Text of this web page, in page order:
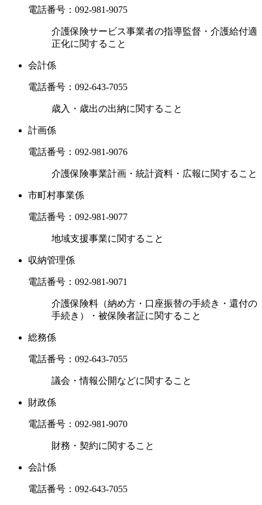
電話番号： 092-981-9075
介護保険サービス事業者の指導監督・介護給付適
正化に関すること
会計係
電話番号： 092-643-7055
歳入・歳出の出納に関すること
計画係
電話番号： 092-981-9076
介護保険事業計画・統計資料・広報に関すること
市町村事業係
電話番号： 092-981-9077
地域支援事業に関すること
収納管理係
電話番号： 092-981-9071
介護保険料（納め方・口座振替の手続き・還付の
手続き）・被保険者証に関すること
総務係
電話番号： 092-643-7055
議会・情報公開などに関すること
財政係
電話番号： 092-981-9070
財務・契約に関すること
会計係
電話番号： 092-643-7055